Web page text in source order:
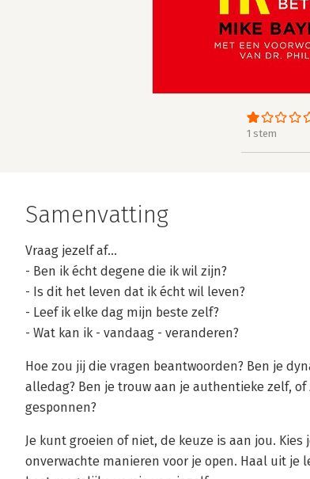
1 stem
Samenvatting
Vraag jezelf af...
- Ben ik écht degene die ik wil zijn?
- Is dit het leven dat ik écht wil leven?
- Leef ik elke dag mijn beste zelf?
- Wat kan ik - vandaag - veranderen?
Hoe zou jij die vragen beantwoorden? Ben je
alledag? Ben je trouw aan je authentieke zelf,
gesponnen?
Je kunt groeien of niet, de keuze is aan jou.
onverwachte manieren voor je open. Haal uit